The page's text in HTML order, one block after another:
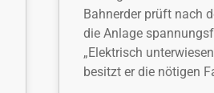
Bahnerder prüft nach
die Anlage
„Elektrisch
besitzt er die nötigen